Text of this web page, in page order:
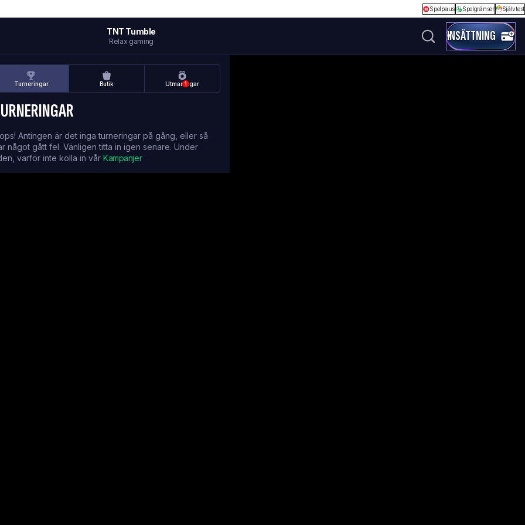
Spelpaus Spelgränser Självtest
TNT Tumble
Relax gaming INSÄTTNING
Turneringar Butik 1
Utmaningar
Antingen är det inga turneringar på gång, eller så
något gått fel. Vänligen titta in igen senare. Under
varför inte kolla in vår Kampanjer